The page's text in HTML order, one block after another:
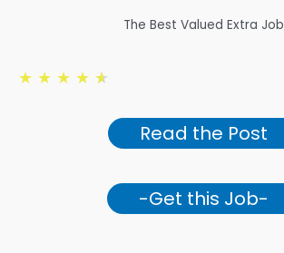
The Best Valued Extra Job
★ ★ ★ ★ ★
Read the Post
-Get this Job-